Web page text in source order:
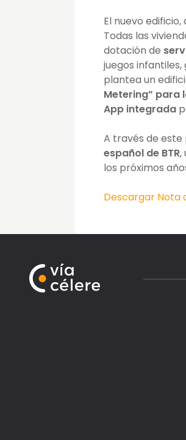
El nuevo
Todas las
dotación de
juegos infantiles,
plantea un
Metering” para
App integrada
A través de
español de BTR,
los próximos
Descargar Nota